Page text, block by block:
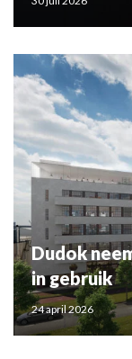
Dudok
in gebruik
24 april 2026